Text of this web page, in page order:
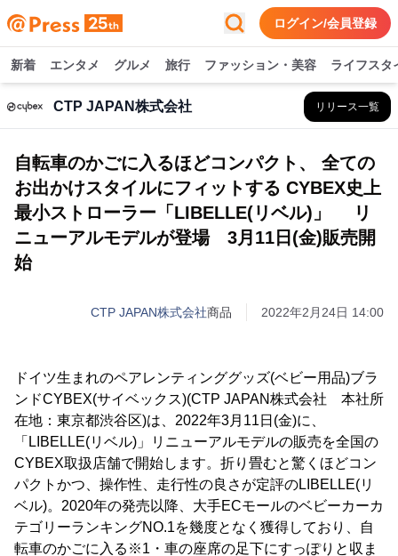
ログイン/会員登録
新着 エンタメ グルメ 旅行 ファッション・美容 ライフスタ
CTP JAPAN株式会社 リリース一覧
自転車のかごに入るほどコンパクト、 全ての
お出かけスタイルにフィットする CYBEX史上
最小ストローラー「LIBELLE(リベル)」 リ
ニューアルモデルが登場 3月11日(金)販売開
始
CTP JAPAN株式会社商品 2022年2月24日 14:00
ドイツ生まれのペアレンティンググッズ(ベビー用品)ブラ
ンドCYBEX(サイベックス)(CTP JAPAN株式会社 本社所
在地：東京都渋谷区)は、2022年3月11日(金)に、
「LIBELLE(リベル)」リニューアルモデルの販売を全国の
CYBEX取扱店舗で開始します。折り畳むと驚くほどコン
パクトかつ、操作性、走行性の良さが定評のLIBELLE(リ
ベル)。2020年の発売以降、大手ECモールのベビーカーカ
テゴリーランキングNO.1を幾度となく獲得しており、自
転車のかごに入る※1・車の座席の足下にすっぽりと収ま